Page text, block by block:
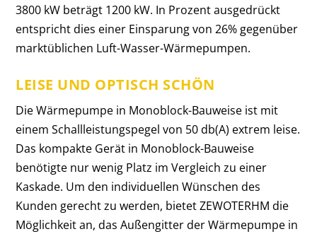
3800 kW beträgt 1200 kW. In Prozent ausgedrückt
entspricht dies einer Einsparung von 26% gegenüber
marktüblichen Luft-Wasser-Wärmepumpen.
LEISE UND OPTISCH SCHÖN
Die Wärmepumpe in Monoblock-Bauweise ist mit
einem Schallleistungspegel von 50 db(A) extrem leise.
Das kompakte Gerät in Monoblock-Bauweise
benötigte nur wenig Platz im Vergleich zu einer
Kaskade. Um den individuellen Wünschen des
Kunden gerecht zu werden, bietet ZEWOTERHM die
Möglichkeit an, das Außengitter der Wärmepumpe in